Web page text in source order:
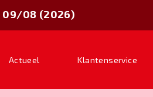
Actueel Klantenservice
09/08 (2026)